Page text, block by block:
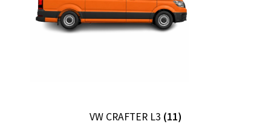
Ordre
VW CRAFTER L3 (11)